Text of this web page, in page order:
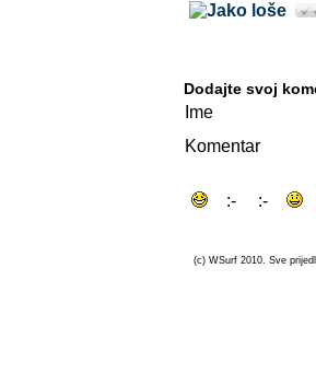
Dodajte svoj
Ime
Komentar
(c) WSurf 2010. Sve